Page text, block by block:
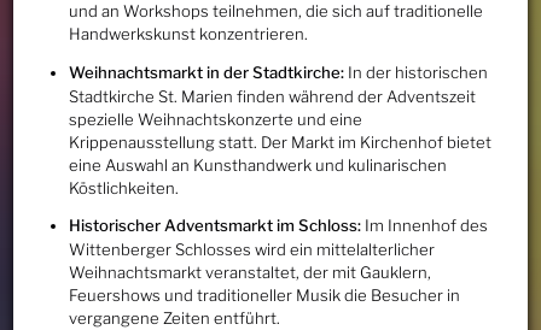
und an Workshops teilnehmen, die sich auf traditionelle
Handwerkskunst konzentrieren.
Weihnachtsmarkt in der Stadtkirche:In der historischen
Stadtkirche St. Marien finden während der Adventszeit
spezielle Weihnachtskonzerte und eine
Krippenausstellung statt. Der Markt im Kirchenhof bietet
eine Auswahl an Kunsthandwerk und kulinarischen
Köstlichkeiten.
Historischer Adventsmarkt im Schloss:Im Innenhof des
Wittenberger Schlosses wird ein mittelalterlicher
Weihnachtsmarkt veranstaltet, der mit Gauklern,
Feuershows und traditioneller Musik die Besucher in
vergangene Zeiten entführt.